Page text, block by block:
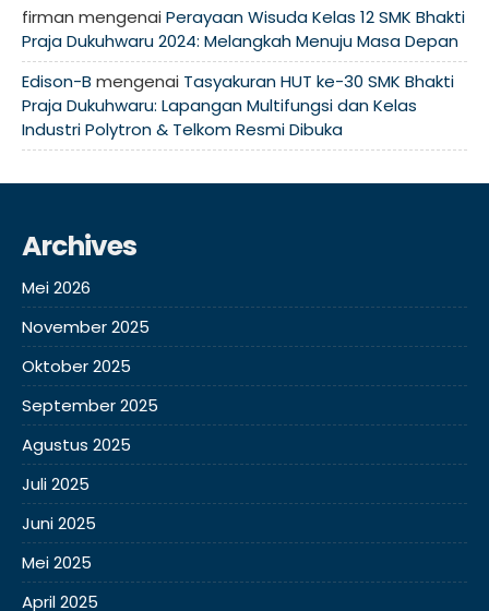
firman mengenai Perayaan Wisuda Kelas 12 SMK Bhakti
Praja Dukuhwaru 2024: Melangkah Menuju Masa Depan
Edison-B mengenai Tasyakuran HUT ke-30 SMK Bhakti
Praja Dukuhwaru: Lapangan Multifungsi dan Kelas
Industri Polytron & Telkom Resmi Dibuka
Archives
Mei 2026
November 2025
Oktober 2025
September 2025
Agustus 2025
Juli 2025
Juni 2025
Mei 2025
April 2025